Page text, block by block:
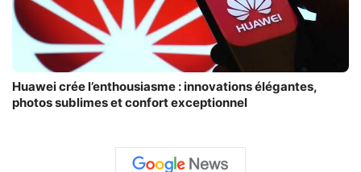
Huawei crée l’enthousiasme : innovations élégantes,
photos sublimes et confort exceptionnel